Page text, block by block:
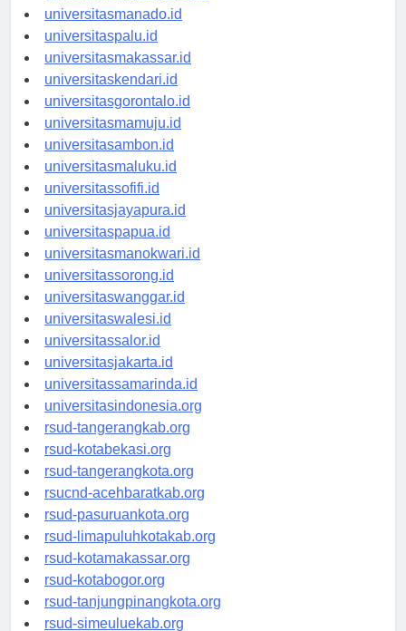
universitastanjungselor.id
universitasmanado.id
universitaspalu.id
universitasmakassar.id
universitaskendari.id
universitasgorontalo.id
universitasmamuju.id
universitasambon.id
universitasmaluku.id
universitassofifi.id
universitasjayapura.id
universitaspapua.id
universitasmanokwari.id
universitassorong.id
universitaswanggar.id
universitaswalesi.id
universitassalor.id
universitasjakarta.id
universitassamarinda.id
universitasindonesia.org
rsud-tangerangkab.org
rsud-kotabekasi.org
rsud-tangerangkota.org
rsucnd-acehbaratkab.org
rsud-pasuruankota.org
rsud-limapuluhkotakab.org
rsud-kotamakassar.org
rsud-kotabogor.org
rsud-tanjungpinangkota.org